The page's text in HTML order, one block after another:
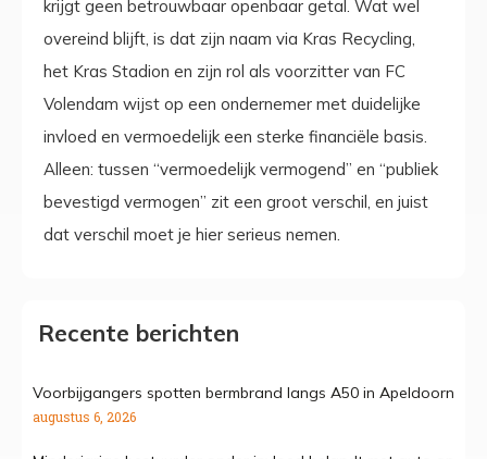
krijgt geen betrouwbaar openbaar getal. Wat wel
overeind blijft, is dat zijn naam via Kras Recycling,
het Kras Stadion en zijn rol als voorzitter van FC
Volendam wijst op een ondernemer met duidelijke
invloed en vermoedelijk een sterke financiële basis.
Alleen: tussen “vermoedelijk vermogend” en “publiek
bevestigd vermogen” zit een groot verschil, en juist
dat verschil moet je hier serieus nemen.
Recente berichten
Voorbijgangers spotten bermbrand langs A50 in Apeldoorn
augustus 6, 2026